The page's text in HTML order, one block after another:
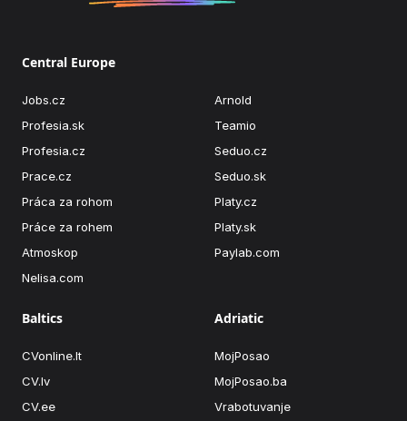
Central Europe
Jobs.cz
Profesia.sk
Profesia.cz
Prace.cz
Práca za rohom
Práce za rohem
Atmoskop
Nelisa.com
Arnold
Teamio
Seduo.cz
Seduo.sk
Platy.cz
Platy.sk
Paylab.com
Baltics
CVonline.lt
CV.lv
CV.ee
Adriatic
MojPosao
MojPosao.ba
Vrabotuvanje